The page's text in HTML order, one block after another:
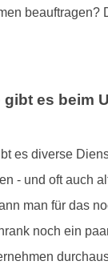
beauftragen?
gibt es beim
es diverse
- und oft auch
man für das
noch ein